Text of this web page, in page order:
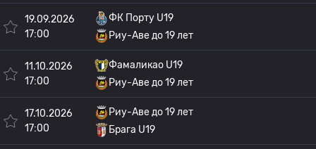
19.09.2026
17:00
ФК Порту U19
Риу-Аве до 19 лет
11.10.2026
17:00
Фамаликао U19
Риу-Аве до 19 лет
17.10.2026
17:00
Риу-Аве до 19 лет
Брага U19